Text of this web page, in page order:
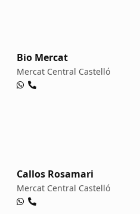
Bio Mercat
Mercat Central Castelló
Callos Rosamari
Mercat Central Castelló